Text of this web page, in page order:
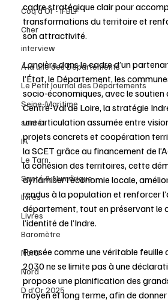
Coq d'Or - IFBLF
Cher
interview
À la une des Départements
Le Petit Journal des Départements
Seine-Maritime
santé
IA
Le Tarn
Santé & Numérique
livres
Livres
Baromètre
Nord
Nord
D d'Or 2025
cadre stratégique clair pour
transformations du territoire et
son attractivité.
Lancière dans le cadre d’un
l’État, le Département, les
socio-économiques, avec le soutien
Centre-Val de Loire, la stratégie
une articulation assumée entre
projets concrets et coopération
la SCET grâce au financement de
la cohésion des territoires, cette
dynamiser l’économie locale,
rendus à la population et renforcer
département, tout en préservant le
l’identité de l’Indre.
Pensée comme une véritable feuille
2030 ne se limite pas à une
propose une planification des
moyen et long terme, afin de